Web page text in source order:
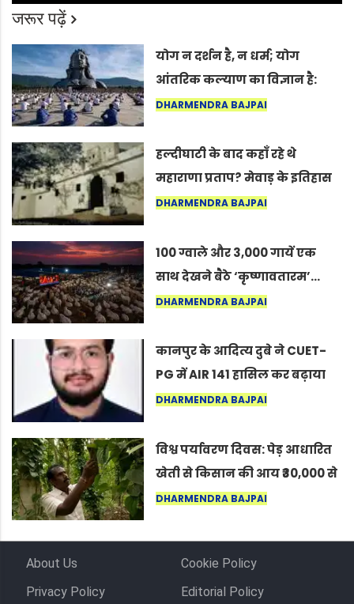
जरूर पढ़ें
योग न दर्शन है, न धर्म; योग
आंतरिक कल्याण का विज्ञान है:
अंतरराष्ट्रीय योग दिवस 2026 पर
DHARMENDRA BAJPAI
हल्दीघाटी के बाद कहाँ रहे थे
महाराणा प्रताप? मेवाड़ के इतिहास
का वह अनकहा अध्याय जो आज भी
DHARMENDRA BAJPAI
100 ग्वाले और 3,000 गायें एक
साथ देखने बैठे ‘कृष्णावतारम’…
नागपुर में दिखा ऐसा नज़ारा कि
कर सकते हैं”
DHARMENDRA BAJPAI
कानपुर के आदित्य दुबे ने CUET-
PG में AIR 141 हासिल कर बढ़ाया
शहर का मान
DHARMENDRA BAJPAI
विश्व पर्यावरण दिवस: पेड़ आधारित
खेती से किसान की आय ₹30,000 से
बढ़कर ₹3 लाख प्रति एकड़ हुई
DHARMENDRA BAJPAI
About Us
Cookie Policy
Privacy Policy
Editorial Policy